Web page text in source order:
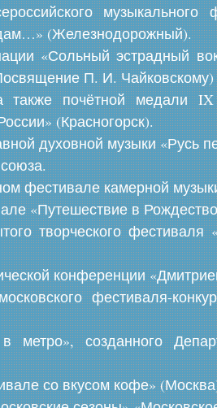
(Железнодорожный).
«Сольный эстрадный
П. И.
почётной медали IX
(Красногорск).
духовной музыки «Русь
камерной
«Путешествие в
творческого
конференции
фестиваля-
созданного
со вкусом кофе»